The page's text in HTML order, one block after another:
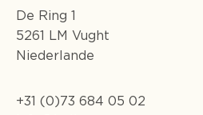
De Ring 1
5261 LM Vught
Niederlande
+31 (0)73 684 05 02